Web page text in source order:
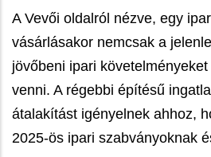
A Vevői oldalról nézve, egy
vásárlásakor nemcsak a
jövőbeni ipari
venni. A régebbi építésű
átalakítást igényelnek ahhoz,
2025-ös ipari szabványoknak